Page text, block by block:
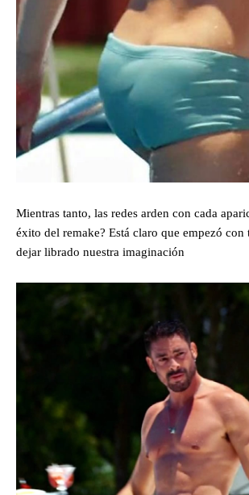
Mientras tanto, las redes arden con cada
éxito del remake? Está claro que empezó con
dejar librado nuestra imaginación